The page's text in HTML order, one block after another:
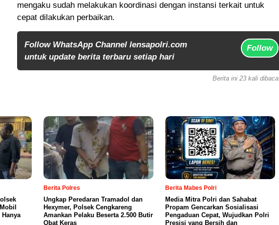
mengaku sudah melakukan koordinasi dengan instansi terkait untuk
cepat dilakukan perbaikan.
Follow WhatsApp Channel lensapolri.com
untuk update berita terbaru setiap hari
Follow
Berita ini 23 kali dibaca
Berita Polres
Ungkap Peredaran Tramadol dan
Hexymer, Polsek Cengkareng
Amankan Pelaku Beserta 2.500 Butir
Obat Keras
Berita Mabes Polri
Media Mitra Polri dan Sahabat
Propam Gencarkan Sosialisasi
Pengaduan Cepat, Wujudkan Polri
Presisi yang Bersih dan